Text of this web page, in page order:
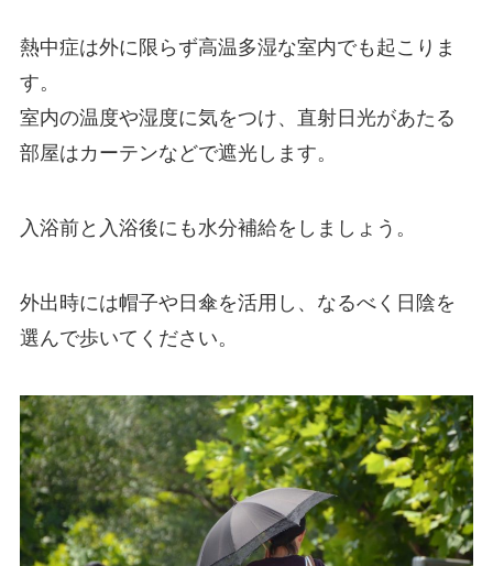
熱中症は外に限らず高温多湿な室内でも起こりま
す。
室内の温度や湿度に気をつけ、直射日光があたる
部屋はカーテンなどで遮光します。
入浴前と入浴後にも水分補給をしましょう。
外出時には帽子や日傘を活用し、なるべく日陰を
選んで歩いてください。